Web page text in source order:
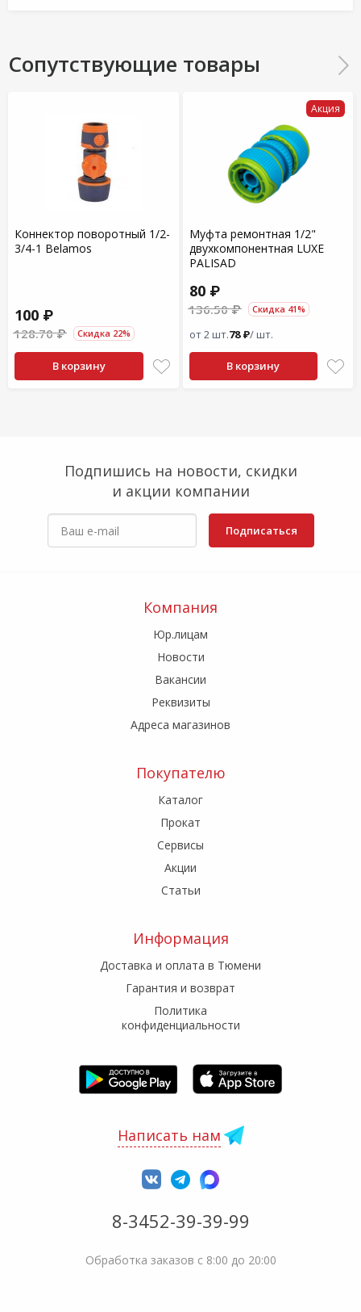
Сопутствующие товары
Коннектор поворотный 1/2-
3/4-1 Belamos
100 ₽
128.70 ₽ Скидка 22%
В корзину
Акция
Муфта ремонтная 1/2"
двухкомпонентная LUXE
PALISAD
80 ₽
136.50 ₽ Скидка 41%
от 2 шт.78 ₽/ шт.
В корзину
Подпишись на новости, скидки
и акции компании
Подписаться
Компания
Юр.лицам
Новости
Вакансии
Реквизиты
Адреса магазинов
Покупателю
Каталог
Прокат
Сервисы
Акции
Статьи
Информация
Доставка и оплата в Тюмени
Гарантия и возврат
Политика
конфиденциальности
Написать нам
8-3452-39-39-99
Обработка заказов с 8:00 до 20:00